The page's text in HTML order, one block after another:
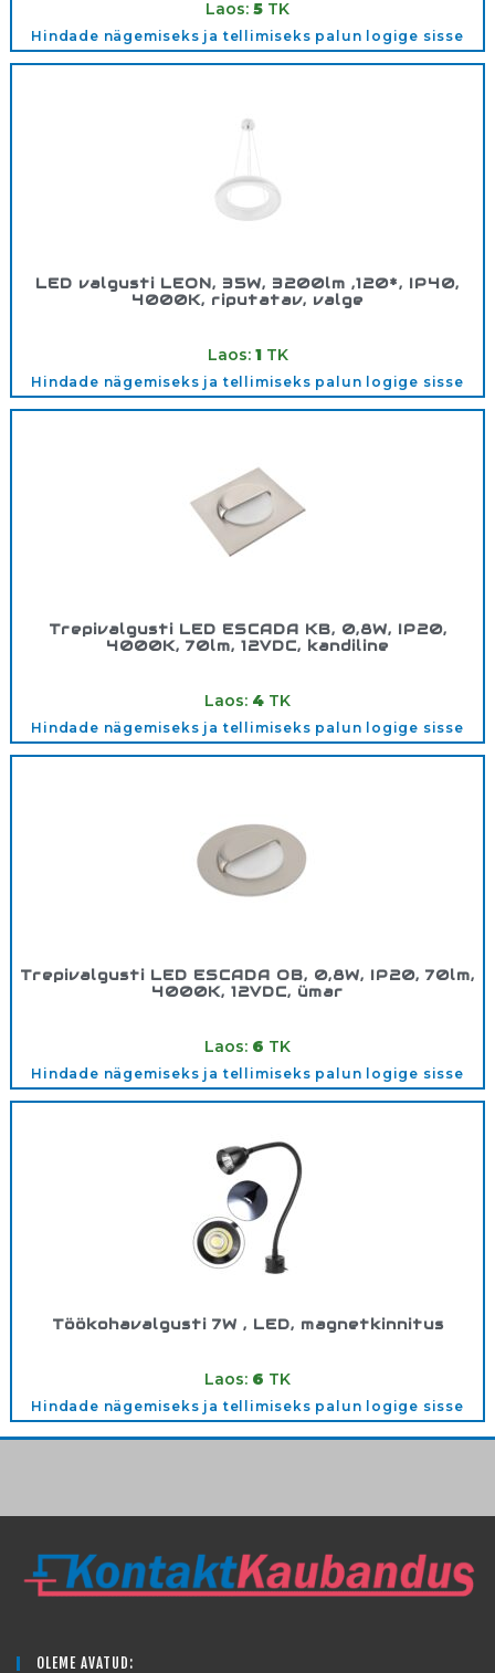
Laos: 5 TK
Hindade nägemiseks ja tellimiseks palun logige sisse
LED valgusti LEON, 35W, 3200lm ,120*, IP40,
4000K, riputatav, valge
Laos: 1TK
Hindade nägemiseks ja tellimiseks palun logige sisse
Trepivalgusti LED ESCADA KB, 0,8W, IP20,
4000K, 70lm, 12VDC, kandiline
Laos: 4 TK
Hindade nägemiseks ja tellimiseks palun logige sisse
Trepivalgusti LED ESCADA OB, 0,8W, IP20, 70lm,
4000K, 12VDC, ümar
Laos: 6 TK
Hindade nägemiseks ja tellimiseks palun logige sisse
Töökohavalgusti 7W , LED, magnetkinnitus
Laos: 6 TK
Hindade nägemiseks ja tellimiseks palun logige sisse
OLEME AVATUD: